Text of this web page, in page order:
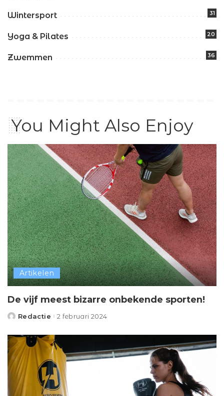
Wintersport 31
Yoga & Pilates 20
Zwemmen 36
You Might Also Enjoy
Artikelen
De vijf meest bizarre onbekende sporten!
Posted
Redactie 2 februari 2024